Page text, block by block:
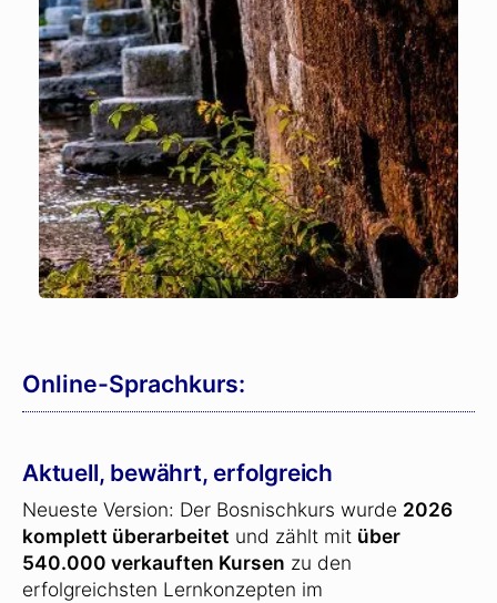
Online-Sprachkurs:
Aktuell, bewährt, erfolgreich
Neueste Version: Der Bosnischkurs wurde 2026
komplett überarbeitet und zählt mit über
540.000 verkauften Kursen zu den
erfolgreichsten Lernkonzepten im